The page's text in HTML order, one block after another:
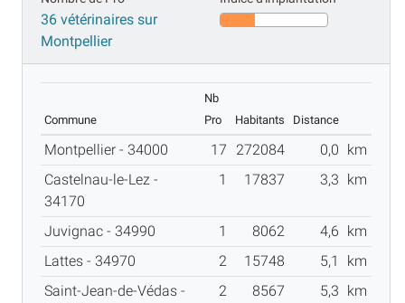
36 vétérinaires sur
Montpellier
Commune
Nb
Pro
Habitants Distance
Montpellier - 34000 17 272084 0,0
km
Castelnau-le-Lez -
34170
1 17837 3,3 km
Juvignac - 34990 1 8062 4,6
km
Lattes - 34970
2 15748 5,1
km
Saint-Jean-de-Védas -
2 8567 5,3 km